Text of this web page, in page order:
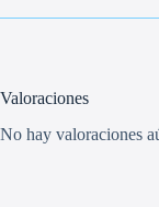
Valoraciones
No hay valoraciones